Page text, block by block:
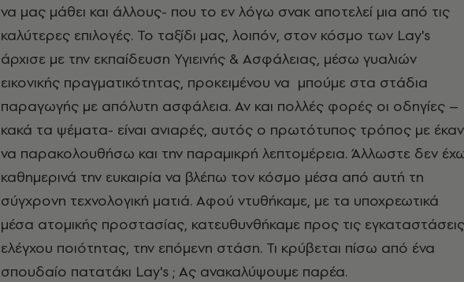
να μας μάθει και άλλους- που το εν λόγω σνακ αποτελεί μια από τις
καλύτερες επιλογές. Το ταξίδι μας, λοιπόν, στον κόσμο των Lay's
άρχισε με την εκπαίδευση Υγιεινής & Ασφάλειας, μέσω γυαλιών
εικονικής πραγματικότητας, προκειμένου να μπούμε στα στάδια
παραγωγής με απόλυτη ασφάλεια. Αν και πολλές φορές οι οδηγίες –
κακά τα ψέματα- είναι ανιαρές, αυτός ο πρωτότυπος τρόπος με
να παρακολουθήσω και την παραμικρή λεπτομέρεια. Άλλωστε δεν
καθημερινά την ευκαιρία να βλέπω τον κόσμο μέσα από αυτή τη
σύγχρονη τεχνολογική ματιά. Αφού ντυθήκαμε, με τα υποχρεωτικά
μέσα ατομικής προστασίας, κατευθυνθήκαμε προς τις εγκαταστάσεις
ελέγχου ποιότητας, την επόμενη στάση. Τι κρύβεται πίσω από ένα
σπουδαίο πατατάκι Lay's ; Ας ανακαλύψουμε παρέα.